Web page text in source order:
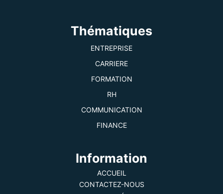
Thématiques
ENTREPRISE
CARRIERE
FORMATION
RH
COMMUNICATION
FINANCE
Information
ACCUEIL
CONTACTEZ-NOUS